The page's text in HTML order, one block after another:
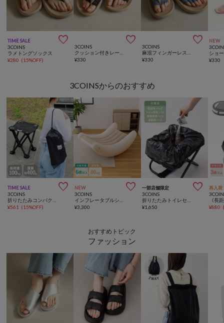
TIME SALE 
3COINS
ラメトングソックス
¥280 (15%OFF)

3COINS
¥330

3COINS
¥330
NEW
¥330
3COINSからのおすすめ
TIME SALE 
3COINS
¥561 (15%OFF)
NEW 
3COINS
¥3,300
一部店舗限定 
3COINS
¥1,650
再入荷
¥880
おすすめトピック
ファッション